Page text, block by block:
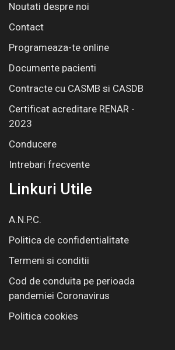
Noutati despre noi
Contact
Programeaza-te online
Documente pacienti
Contracte cu CASMB si CASDB
Certificat acreditare RENAR -
2023
Conducere
Intrebari frecvente
Linkuri Utile
A.N.P.C.
Politica de confidentialitate
Termeni si conditii
Cod de conduita pe perioada
pandemiei Coronavirus
Politica cookies